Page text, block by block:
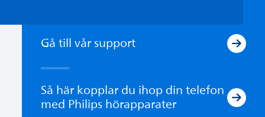
Gå till vår support
Så här kopplar du ihop din telefon
med Philips hörapparater